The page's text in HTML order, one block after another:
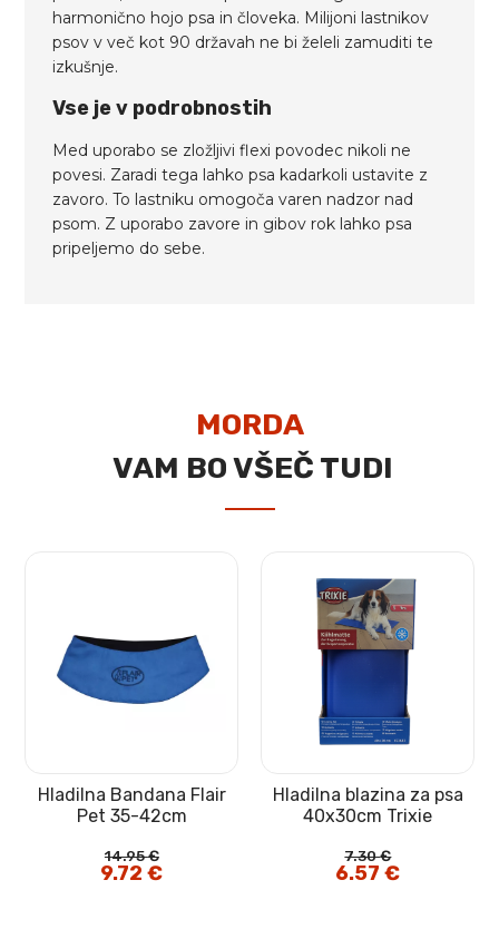
harmonično hojo psa in človeka. Milijoni lastnikov
psov v več kot 90 državah ne bi želeli zamuditi te
izkušnje.
Vse je v podrobnostih
Med uporabo se zložljivi flexi povodec nikoli ne
povesi. Zaradi tega lahko psa kadarkoli ustavite z
zavoro. To lastniku omogoča varen nadzor nad
psom. Z uporabo zavore in gibov rok lahko psa
pripeljemo do sebe.
MORDA
VAM BO VŠEČ TUDI
Hladilna Bandana Flair
Pet 35-42cm
14.95€
Izvirna
cena
9.72€Trenutna
cena
Hladilna blazina za psa
40x30cm Trixie
7.30€
Izvirna
cena
6.57€Trenutna
cena